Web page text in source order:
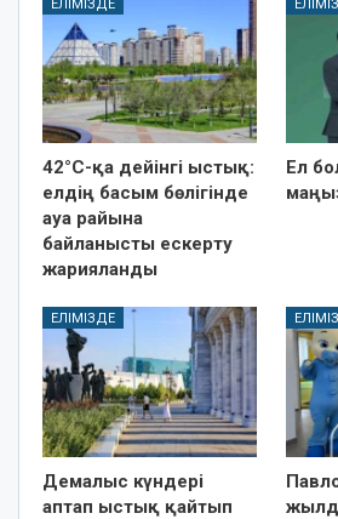
ЕЛІМІЗДЕ
42°C-қа дейінгі ыстық:
елдің басым бөлігінде
ауа райына
байланысты ескерту
жарияланды
Ел
ЕЛІМІЗДЕ
Демалыс күндері
аптап ыстық қайтып